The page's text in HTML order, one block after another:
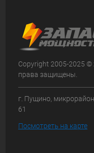
Copyright 2005-2025 ©
права защищены.
г. Пущино,
61
Посмотреть на карте